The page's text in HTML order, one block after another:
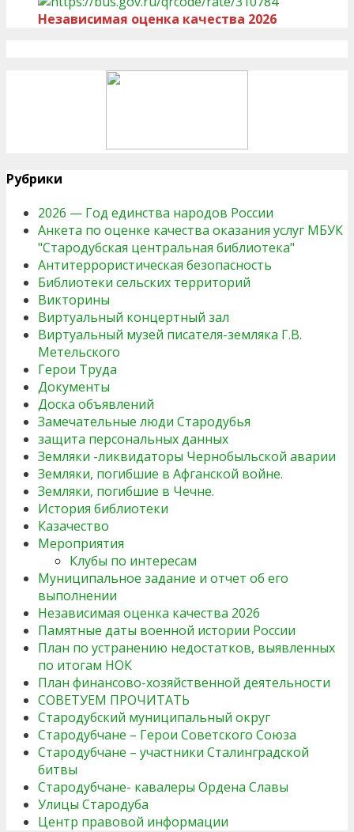
Независимая оценка качества 2026
Рубрики
2026 — Год единства народов России
Анкета по оценке качества оказания услуг МБУК
"Стародубская центральная библиотека"
Антитеррористическая безопасность
Библиотеки сельских территорий
Викторины
Виртуальный концертный зал
Виртуальный музей писателя-земляка Г.В.
Метельского
Герои Труда
Документы
Доска объявлений
Замечательные люди Стародубья
защита персональных данных
Земляки -ликвидаторы Чернобыльской аварии
Земляки, погибшие в Афганской войне.
Земляки, погибшие в Чечне.
История библиотеки
Казачество
Мероприятия
Клубы по интересам
Муниципальное задание и отчет об его
выполнении
Независимая оценка качества 2026
Памятные даты военной истории России
План по устранению недостатков, выявленных
по итогам НОК
План финансово-хозяйственной деятельности
СОВЕТУЕМ ПРОЧИТАТЬ
Стародубский муниципальный округ
Стародубчане – Герои Советского Союза
Стародубчане – участники Сталинградской
битвы
Стародубчане- кавалеры Ордена Славы
Улицы Стародуба
Центр правовой информации